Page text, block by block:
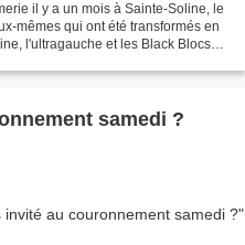
il y a un mois à Sainte-Soline, le
mêmes qui ont été transformés en
l'ultragauche et les Black Blocs
samedi ?